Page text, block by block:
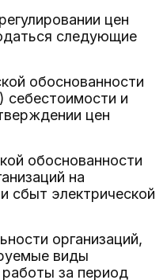
цен
следующие
обоснованности
себестоимости и
цен
обоснованности
на
сбыт электрической
организаций,
виды
за период